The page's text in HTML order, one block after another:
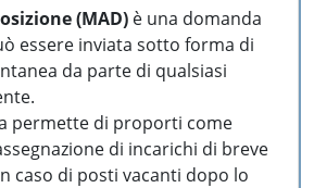
(MAD) è una domanda
essere inviata sotto forma di
da parte di qualsiasi
permette di proporti come
di incarichi di breve
caso di posti vacanti dopo lo